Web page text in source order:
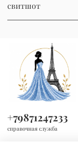
свитшот
+79871247233
справочная служба